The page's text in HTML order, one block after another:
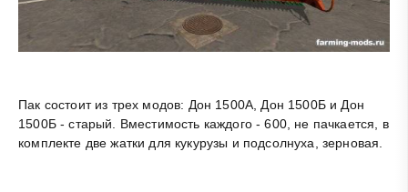
Пак состоит из трех модов: Дон 1500А, Дон 1500Б и Дон
1500Б - старый. Вместимость каждого - 600, не пачкается, в
комплекте две жатки для кукурузы и подсолнуха, зерновая.